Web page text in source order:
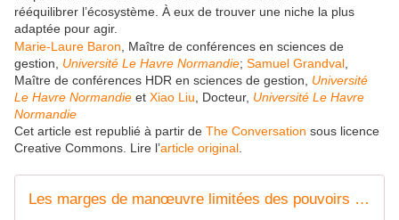
rééquilibrer l’écosystème. À eux de trouver une niche la plus
adaptée pour agir.
Marie-Laure Baron, Maître de conférences en sciences de
gestion, Université Le Havre Normandie; Samuel Grandval,
Maître de conférences HDR en sciences de gestion, Université
Le Havre Normandie et Xiao Liu, Docteur, Université Le Havre
Normandie
Cet article est republié à partir de The Conversation sous licence
Creative Commons. Lire l’article original.
Les marges de manœuvre limitées des pouvoirs publics pour développer le tourisme